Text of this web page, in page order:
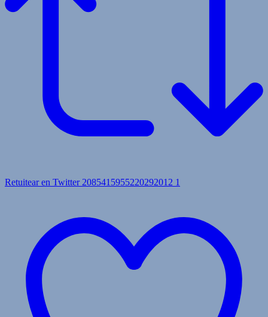
Retuitear en Twitter 2085415955220292012 1